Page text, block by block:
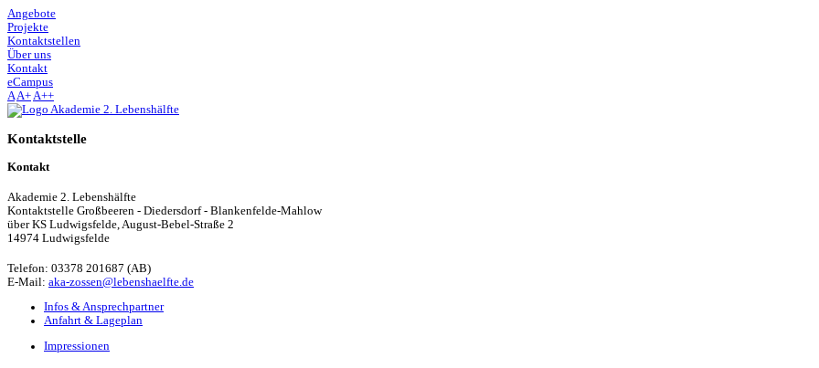
Angebote
Projekte
Kontaktstellen
Über uns
Kontakt
eCampus
AA+A++
Kontaktstelle
Kontakt
Akademie 2. Lebenshälfte
Kontaktstelle Großbeeren - Diedersdorf - Blankenfelde-Mahlow
über KS Ludwigsfelde, August-Bebel-Straße 2
14974 Ludwigsfelde
Telefon: 03378 201687 (AB)
E-Mail: aka-zossen@lebenshaelfte.de
Infos & Ansprechpartner
Anfahrt & Lageplan
Impressionen